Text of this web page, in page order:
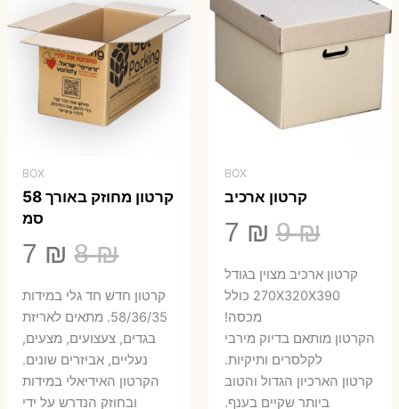
BOX
קרטון ארכיב
9₪
המחיר
המקורי
היה:
9 ₪.
7 ₪
הנוכחי
הוא:
קרטון ארכיב מצוין בגודל
270X320X390 כולל
מכסה!
הקרטון מותאם בדיוק מירבי
לקלסרים ותיקיות.
קרטון הארכיון הגדול והטוב
ביותר שקיים בענף.
BOX
קרטון מחוזק באורך 58
סמ
8₪
היה:
8 ₪.
7 ₪
7 ₪.
קרטון חדש חד גלי במידות
58/36/35. מתאים לאריזת
בגדים, צעצועים, מצעים,
נעליים, אביזרים שונים.
הקרטון האידיאלי במידות
ובחוזק הנדרש על ידי